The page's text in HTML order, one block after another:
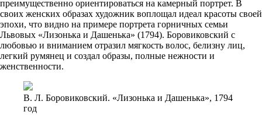
преимущественно ориентироваться на камерный портрет. В
своих женских образах художник воплощал идеал красоты своей
эпохи, что видно на примере портрета горничных семьи
Львовых «Лизонька и Дашенька» (1794). Боровиковский с
любовью и вниманием отразил мягкость волос, белизну лиц,
легкий румянец и создал образы, полные нежности и
женственности.
В. Л. Боровиковский. «Лизонька и Дашенька», 1794
год